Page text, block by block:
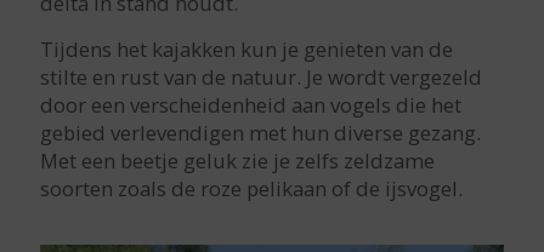
Tijdens het kajakken kun je genieten van de
stilte en rust van de natuur. Je wordt vergezeld
door een verscheidenheid aan vogels die het
gebied verlevendigen met hun diverse gezang.
Met een beetje geluk zie je zelfs zeldzame
soorten zoals de roze pelikaan of de ijsvogel.